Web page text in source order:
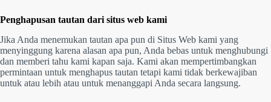
Penghapusan tautan dari situs web kami
Jika Anda menemukan tautan apa pun di Situs Web kami yang
menyinggung karena alasan apa pun, Anda bebas untuk menghubungi
dan memberi tahu kami kapan saja. Kami akan mempertimbangkan
permintaan untuk menghapus tautan tetapi kami tidak berkewajiban
untuk atau lebih atau untuk menanggapi Anda secara langsung.